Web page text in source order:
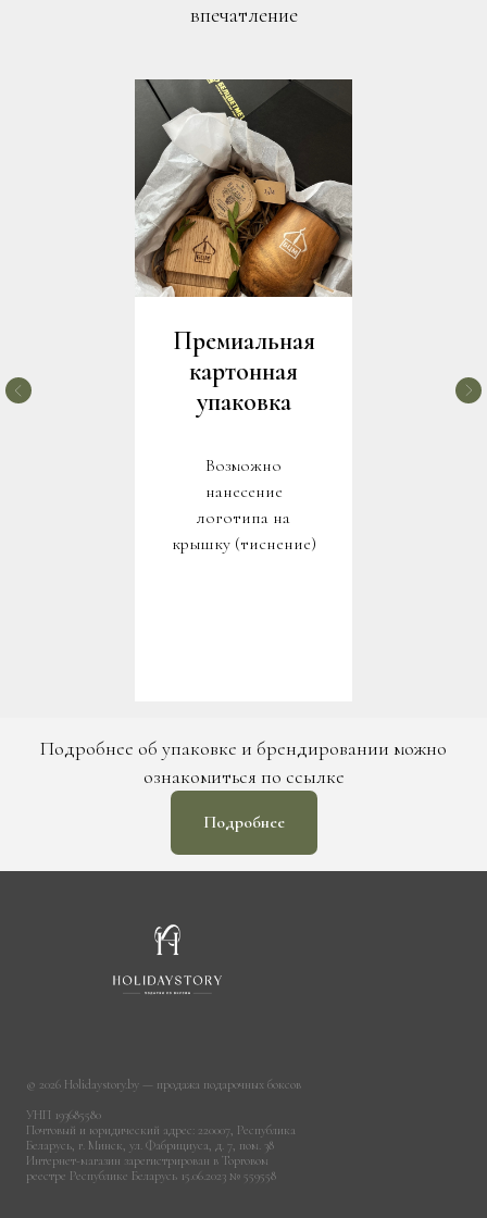
впечатление
Премиальная
картонная
упаковка
Возможно
нанесение
логотипа на
крышку (тиснение)
Подробнее об упаковке и брендировании можно
ознакомиться по ссылке
Подробнее
© 2026 Holidaystory.by — продажа подарочных боксов
УНП 193685580
Почтовый и юридический адрес: 220007, Республика
Беларусь, г. Минск, ул. Фабрициуса, д. 7, пом. 38
Интернет-магазин зарегистрирован в Торговом
реестре Республике Беларусь 15.06.2023 № 559558